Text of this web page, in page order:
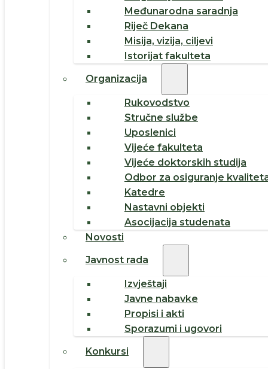
Međunarodna saradnja
Riječ Dekana
Misija, vizija, ciljevi
Istorijat fakulteta
Organizacija
Rukovodstvo
Stručne službe
Uposlenici
Vijeće fakulteta
Vijeće doktorskih studija
Odbor za osiguranje
Katedre
Nastavni objekti
Asocijacija studenata
Novosti
Javnost rada
Izvještaji
Javne nabavke
Propisi i akti
Sporazumi i ugovori
Konkursi